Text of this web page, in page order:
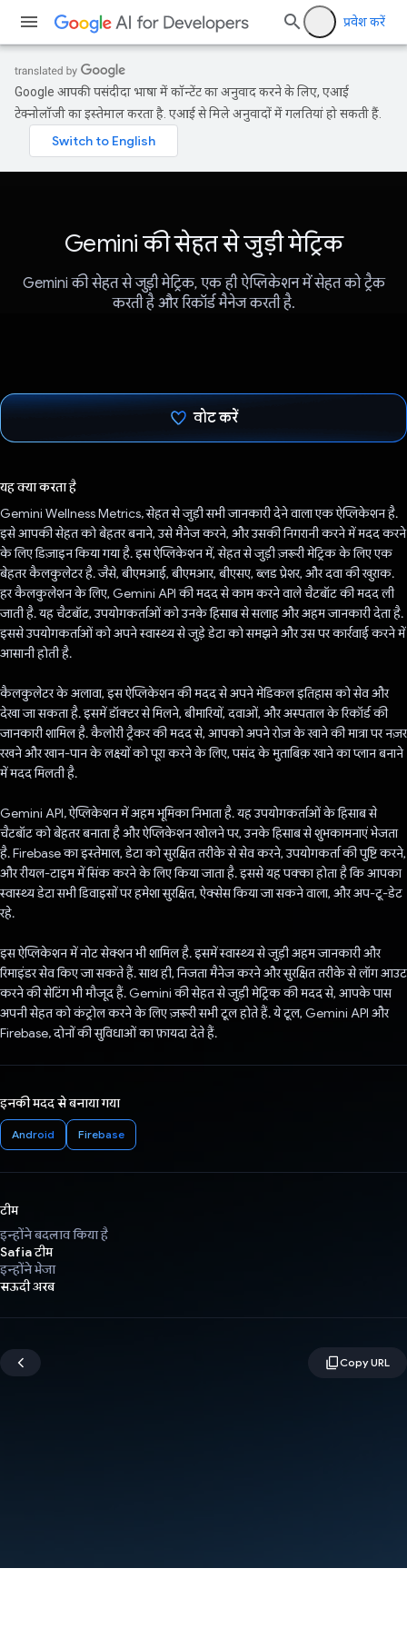
प्रवेश करें
Google आपकी पसंदीदा भाषा में कॉन्टेंट का अनुवाद करने के लिए, एआई
टेक्नोलॉजी का इस्तेमाल करता है. एआई से मिले अनुवादों में गलतियां हो सकती हैं.
Gemini की सेहत से जुड़ी मेट्रिक
Gemini की सेहत से जुड़ी मेट्रिक, एक ही ऐप्लिकेशन में सेहत को ट्रैक
करती है और रिकॉर्ड मैनेज करती है.
वोट करें
यह क्या करता है
Gemini Wellness Metrics, सेहत से जुड़ी सभी जानकारी देने वाला एक ऐप्लिकेशन है.
इसे आपकी सेहत को बेहतर बनाने, उसे मैनेज करने, और उसकी निगरानी करने में मदद करने
के लिए डिज़ाइन किया गया है. इस ऐप्लिकेशन में, सेहत से जुड़ी ज़रूरी मेट्रिक के लिए एक
बेहतर कैलकुलेटर है. जैसे, बीएमआई, बीएमआर, बीएसए, ब्लड प्रेशर, और दवा की खुराक.
हर कैलकुलेशन के लिए, Gemini API की मदद से काम करने वाले चैटबॉट की मदद ली
जाती है. यह चैटबॉट, उपयोगकर्ताओं को उनके हिसाब से सलाह और अहम जानकारी देता है.
इससे उपयोगकर्ताओं को अपने स्वास्थ्य से जुड़े डेटा को समझने और उस पर कार्रवाई करने में
आसानी होती है.
कैलकुलेटर के अलावा, इस ऐप्लिकेशन की मदद से अपने मेडिकल इतिहास को सेव और
देखा जा सकता है. इसमें डॉक्टर से मिलने, बीमारियों, दवाओं, और अस्पताल के रिकॉर्ड की
जानकारी शामिल है. कैलोरी ट्रैकर की मदद से, आपको अपने रोज़ के खाने की मात्रा पर नज़र
रखने और खान-पान के लक्ष्यों को पूरा करने के लिए, पसंद के मुताबिक़ खाने का प्लान बनाने
में मदद मिलती है.
Gemini API, ऐप्लिकेशन में अहम भूमिका निभाता है. यह उपयोगकर्ताओं के हिसाब से
चैटबॉट को बेहतर बनाता है और ऐप्लिकेशन खोलने पर, उनके हिसाब से शुभकामनाएं भेजता
है. Firebase का इस्तेमाल, डेटा को सुरक्षित तरीके से सेव करने, उपयोगकर्ता की पुष्टि करने,
और रीयल-टाइम में सिंक करने के लिए किया जाता है. इससे यह पक्का होता है कि आपका
स्वास्थ्य डेटा सभी डिवाइसों पर हमेशा सुरक्षित, ऐक्सेस किया जा सकने वाला, और अप-टू-डेट
रहे.
इस ऐप्लिकेशन में नोट सेक्शन भी शामिल है. इसमें स्वास्थ्य से जुड़ी अहम जानकारी और
रिमाइंडर सेव किए जा सकते हैं. साथ ही, निजता मैनेज करने और सुरक्षित तरीके से लॉग आउट
करने की सेटिंग भी मौजूद हैं. Gemini की सेहत से जुड़ी मेट्रिक की मदद से, आपके पास
अपनी सेहत को कंट्रोल करने के लिए ज़रूरी सभी टूल होते हैं. ये टूल, Gemini API और
Firebase, दोनों की सुविधाओं का फ़ायदा देते हैं.
इनकी मदद से बनाया गया
Android Firebase
टीम
इन्होंने बदलाव किया है
Safia टीम
इन्होंने भेजा
सऊदी अरब